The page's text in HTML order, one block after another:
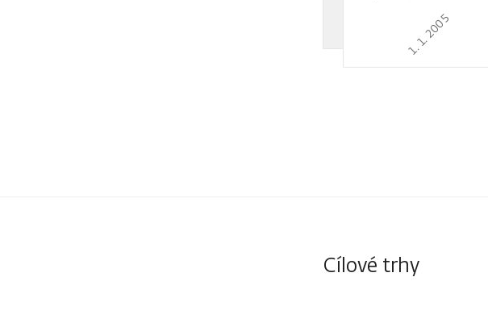
1. 1. 2005
Cílové trhy